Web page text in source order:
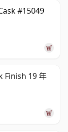
#15049
Finish 19 年